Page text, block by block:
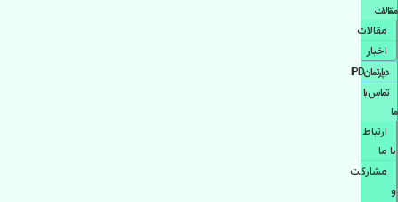
مقالات
مقالات
اخبار
دپارتمانIPD
تماس با
ما
ارتباط
با ما
مشاركت
و